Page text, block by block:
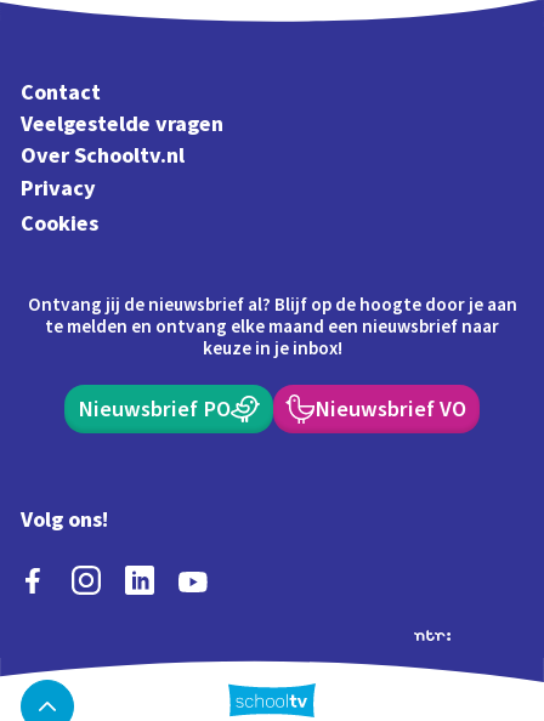
Contact
Veelgestelde vragen
Over Schooltv.nl
Privacy
Cookies
Ontvang jij de nieuwsbrief al? Blijf op de hoogte door je aan
te melden en ontvang elke maand een nieuwsbrief naar
keuze in je inbox!
Nieuwsbrief PO Nieuwsbrief VO
Volg ons!